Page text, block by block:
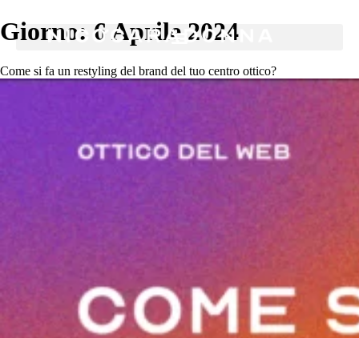
Giorno: 6 Aprile 2024
Come si fa un restyling del brand del tuo centro ottico?